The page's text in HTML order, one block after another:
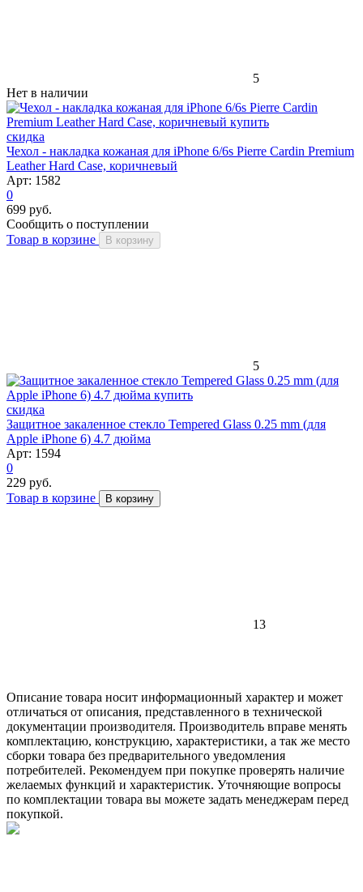
5
Нет в наличии
скидка
Чехол - накладка кожаная для iPhone 6/6s Pierre Cardin Premium
Leather Hard Case, коричневый
Арт: 1582
0
699 руб.
Сообщить о поступлении
Товар в корзине
В корзину
5
скидка
Защитное закаленное стекло Tempered Glass 0.25 mm (для
Apple iPhone 6) 4.7 дюйма
Арт: 1594
0
229 руб.
Товар в корзине
В корзину
13
Описание товара носит информационный характер и может
отличаться от описания, представленного в технической
документации производителя. Производитель вправе менять
комплектацию, конструкцию, характеристики, а так же место
сборки товара без предварительного уведомления
потребителей. Рекомендуем при покупке проверять наличие
желаемых функций и характеристик. Уточняющие вопросы
по комплектации товара вы можете задать менеджерам перед
покупкой.